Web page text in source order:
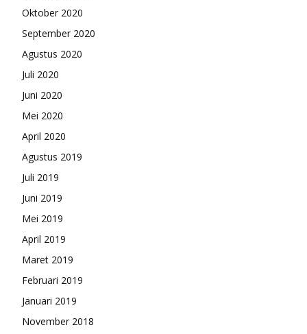
Oktober 2020
September 2020
Agustus 2020
Juli 2020
Juni 2020
Mei 2020
April 2020
Agustus 2019
Juli 2019
Juni 2019
Mei 2019
April 2019
Maret 2019
Februari 2019
Januari 2019
November 2018